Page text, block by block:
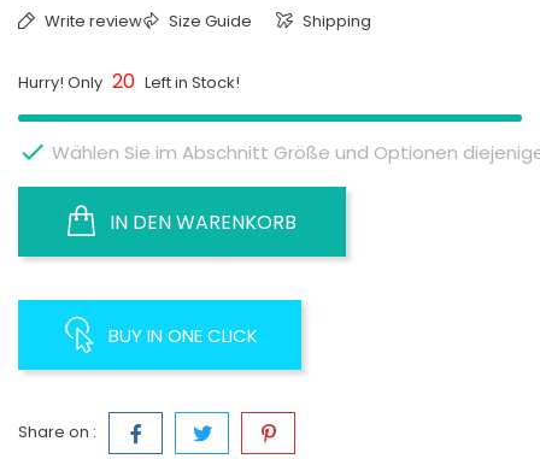
Write review Size Guide Shipping
Hurry! Only 20 Left in Stock!
 Wählen Sie im Abschnitt Größe und Optionen
IN DEN WARENKORB
BUY IN ONE CLICK
Share on :